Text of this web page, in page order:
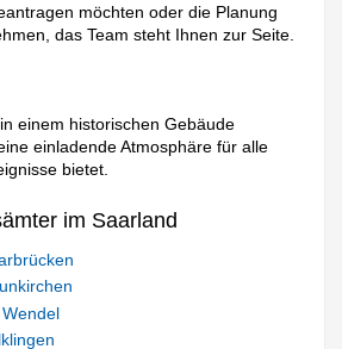
möchten oder die Planung
das Team steht Ihnen zur Seite.
einem historischen Gebäude
einladende Atmosphäre für alle
bietet.
im Saarland